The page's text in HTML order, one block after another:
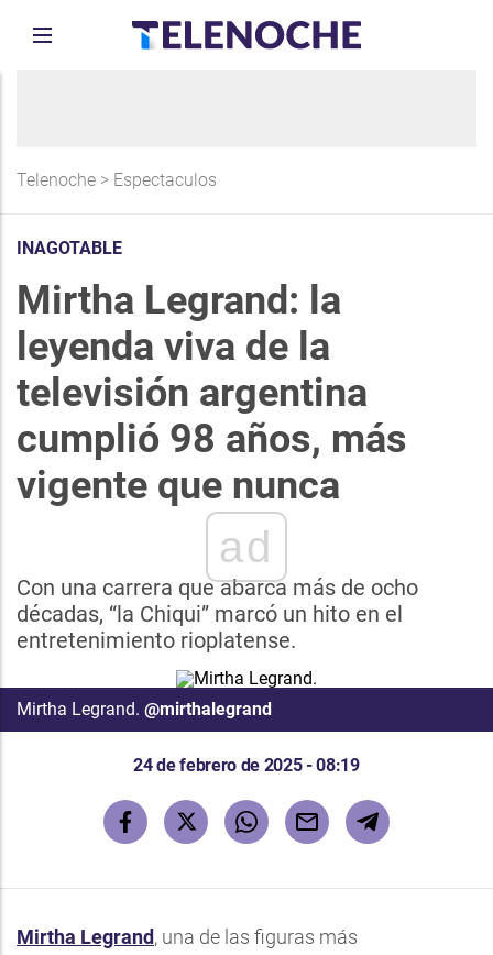
Telenoche > Espectaculos
INAGOTABLE
Mirtha Legrand: la
leyenda viva de la
televisión argentina
cumplió 98 años, más
vigente que nunca
ad
Con una carrera que abarca más de ocho
décadas, “la Chiqui” marcó un hito en el
entretenimiento rioplatense.
Mirtha Legrand. @mirthalegrand
24 de febrero de 2025 - 08:19
Mirtha Legrand, una de las figuras más